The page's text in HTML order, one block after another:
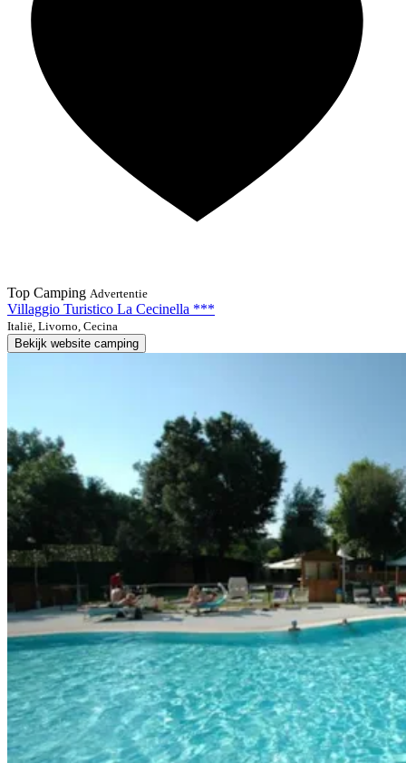
Top Camping Advertentie
Villaggio Turistico La Cecinella ***
Italië, Livorno, Cecina
Bekijk website camping